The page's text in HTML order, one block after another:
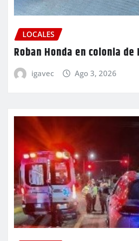
LOCALES
Roban Honda en colonia de
igavec Ago 3, 2026